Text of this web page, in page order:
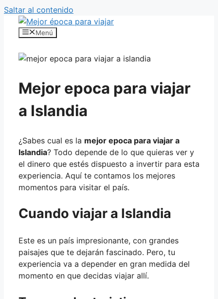
Saltar al contenido
Menú
Mejor epoca para viajar
a Islandia
¿Sabes cual es la mejor epoca para viajar a
Islandia? Todo depende de lo que quieras ver y
el dinero que estés dispuesto a invertir para esta
experiencia. Aquí te contamos los mejores
momentos para visitar el país.
Cuando viajar a Islandia
Este es un país impresionante, con grandes
paisajes que te dejarán fascinado. Pero, tu
experiencia va a depender en gran medida del
momento en que decidas viajar allí.